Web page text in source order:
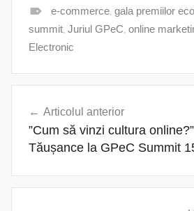
e-commerce, gala premiilor
summit, Juriul GPeC, online
Electronic
articole
Articolul anterior
”Cum să vinzi cultura
Tăușance la GPeC Summit